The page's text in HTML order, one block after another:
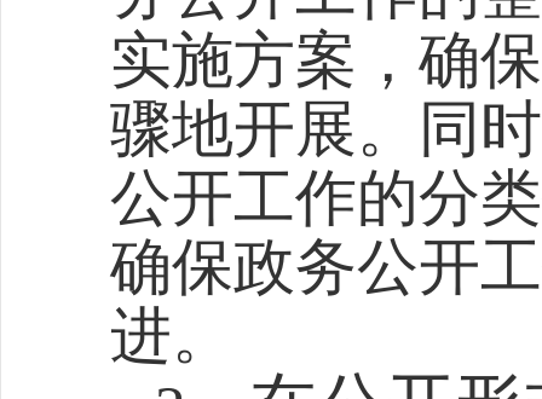
实施方案，确
骤地开展。同
公开工作的分
确保政务公开
进。